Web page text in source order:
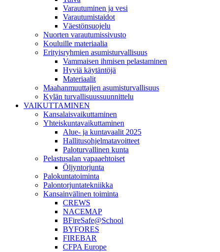
Varautuminen ja vesi
Varautumistaidot
Väestönsuojelu
Nuorten varautumissivusto
Kouluille materiaalia
Erityisryhmien asumisturvallisuus
Vammaisen ihmisen pelastaminen
Hyviä käytäntöjä
Materiaalit
Maahanmuuttajien asumisturvallisuus
Kylän turvallisuussuunnittelu
VAIKUTTAMINEN
Kansalaisvaikuttaminen
Yhteiskuntavaikuttaminen
Alue- ja kuntavaalit 2025
Hallitusohjelmatavoitteet
Paloturvallinen kunta
Pelastusalan vapaaehtoiset
Öljyntorjunta
Palokuntatoiminta
Palontorjuntatekniikka
Kansainvälinen toiminta
CREWS
NACEMAP
BFireSafe@School
BYFORES
FIREBAR
CFPA Europe